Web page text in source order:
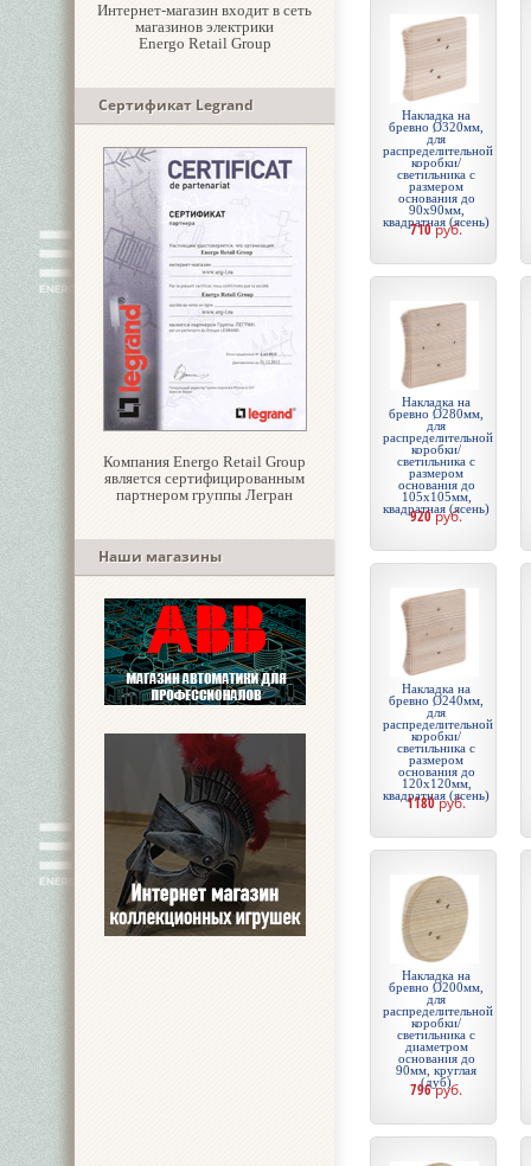
Интернет-магазин входит в сеть
магазинов электрики
Energo Retail Group
Сертификат Legrand
Компания Energo Retail Group
является сертифицированным
партнером группы Легран
Наши магазины
Накладка на
бревно Ø320мм,
для
распределительной
коробки/
светильника с
размером
основания до
90х90мм,
квадратная (ясень)
710руб.
Накладка на
бревно Ø280мм,
для
распределительной
коробки/
светильника с
размером
основания до
105х105мм,
квадратная (ясень)
920руб.
Накладка на
бревно Ø240мм,
для
распределительной
коробки/
светильника с
размером
основания до
120х120мм,
квадратная (ясень)
1180руб.
Накладка на
бревно Ø200мм,
для
распределительной
коробки/
светильника с
диаметром
основания до
90мм, круглая
(дуб)
796руб.